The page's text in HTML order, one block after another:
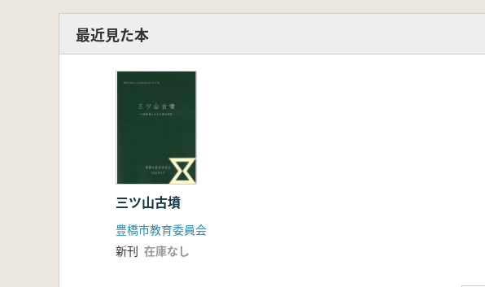
最近見た本
三ツ山古墳
豊橋市教育委員会
新刊 在庫なし